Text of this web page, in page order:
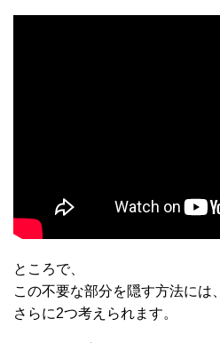
ところで、
この不要な部分を隠す方法には、
さらに2つ考えられます。